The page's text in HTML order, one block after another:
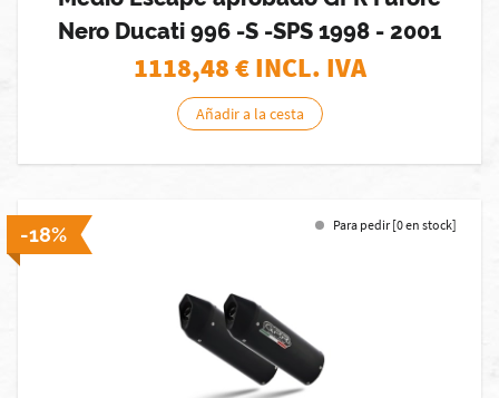
Nero Ducati 996 -S -SPS 1998 - 2001
1118,48€ INCL. IVA
Añadir a la cesta
-18% Para pedir [0 en stock]